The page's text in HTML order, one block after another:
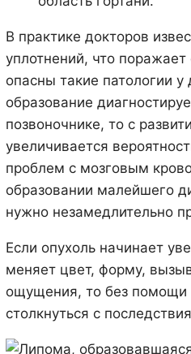
В практике докторов
уплотнений, что
опасны такие патологии у
образование
позвоночнике, то с
увеличивается
проблем с мозговым
образовании малейшего
нужно незамедлительно
Если опухоль начинает
меняет цвет, форму,
ощущения, то без помощи
столкнуться с